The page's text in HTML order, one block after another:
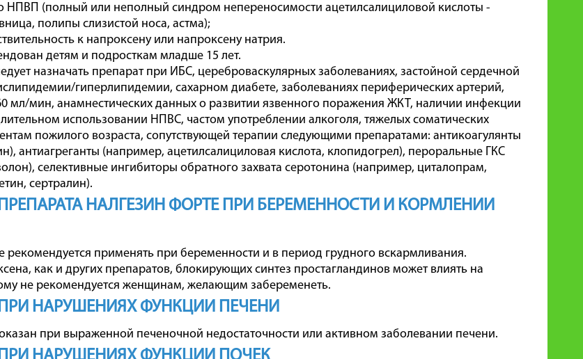
НПВП (полный или неполный синдром непереносимости ацетилсалициловой кислоты -
полипы слизистой носа, астма);
к напроксену или напроксену натрия.
детям и подросткам младше 15 лет.
назначать препарат при ИБС, цереброваскулярных заболеваниях, застойной сердечной
гиперлипидемии, сахарном диабете, заболеваниях периферических артерий,
мл/мин, анамнестических данных о развитии язвенного поражения ЖКТ, наличии инфекции
использовании НПВC, частом употреблении алкоголя, тяжелых соматических
пожилого возраста, сопутствующей терапии следующими препаратами: антикоагулянты
антиагреганты (например, ацетилсалициловая кислота, клопидогрел), пероральные ГКС
селективные ингибиторы обратного захвата серотонина (например, циталопрам,
сертралин).
НАЛГЕЗИН ФОРТЕ ПРИ БЕРЕМЕННОСТИ И КОРМЛЕНИИ
рекомендуется применять при беременности и в период грудного вскармливания.
как и других препаратов, блокирующих синтез простагландинов может влиять на
не рекомендуется женщинам, желающим забеременеть.
НАРУШЕНИЯХ ФУНКЦИИ ПЕЧЕНИ
при выраженной печеночной недостаточности или активном заболевании печени.